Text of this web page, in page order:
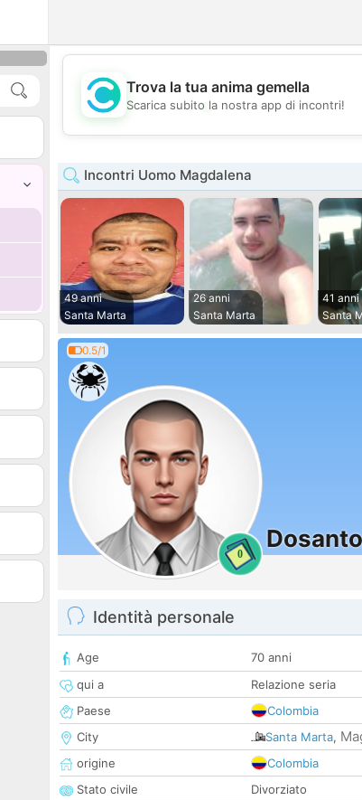
💖
Trova la tua anima gemella
Scarica subito la nostra app di incontri!
Incontri Uomo Magdalena
49 anni
Santa Marta
26 anni
Santa Marta
41 anni
Santa
0.5/1
0
Identità personale
Age
70 anni
qui a
Relazione seria
Paese
Colombia
City
Santa Marta,
origine
Colombia
Stato civile
Divorziato